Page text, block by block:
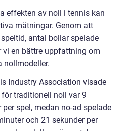
effekten av noll i tennis kan
mätningar. Genom att
antal bollar spelade
en bättre uppfattning om
nollmodeller.
Industry Association visade
traditionell noll var 9
spel, medan no-ad spelade
och 21 sekunder per